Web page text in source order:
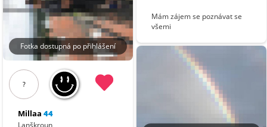
Fotka dostupná po přihlášení
?
Millaa 44
Lanškroun
Mám zájem se poznávat se
všemi